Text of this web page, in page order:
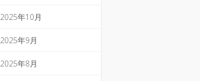
2025年10月
2025年9月
2025年8月